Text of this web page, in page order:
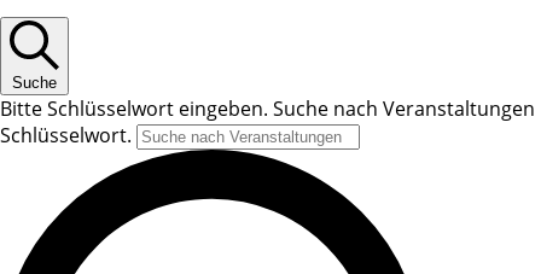
Suche
Bitte Schlüsselwort eingeben. Suche nach Veranstaltungen
Schlüsselwort.